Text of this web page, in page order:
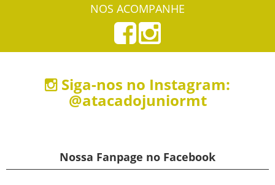
NOS ACOMPANHE
Siga-nos no Instagram:
@atacadojuniormt
Nossa Fanpage no Facebook